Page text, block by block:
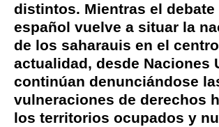
distintos. Mientras el
español vuelve a situar la
de los saharauis en el
actualidad, desde Naciones
continúan denunciándose
vulneraciones de derechos
los territorios ocupados y